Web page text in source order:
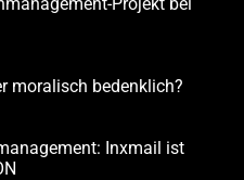
moralisch bedenklich?
Inxmail ist